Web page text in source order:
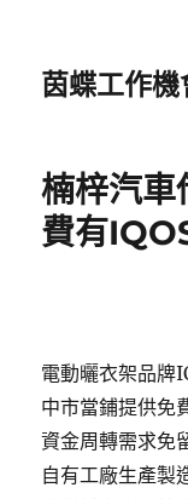
茵蝶工作機
楠梓汽車
費有
電動曬衣架品牌
中市當鋪提供免
資金周轉需求免
自有工廠生產製